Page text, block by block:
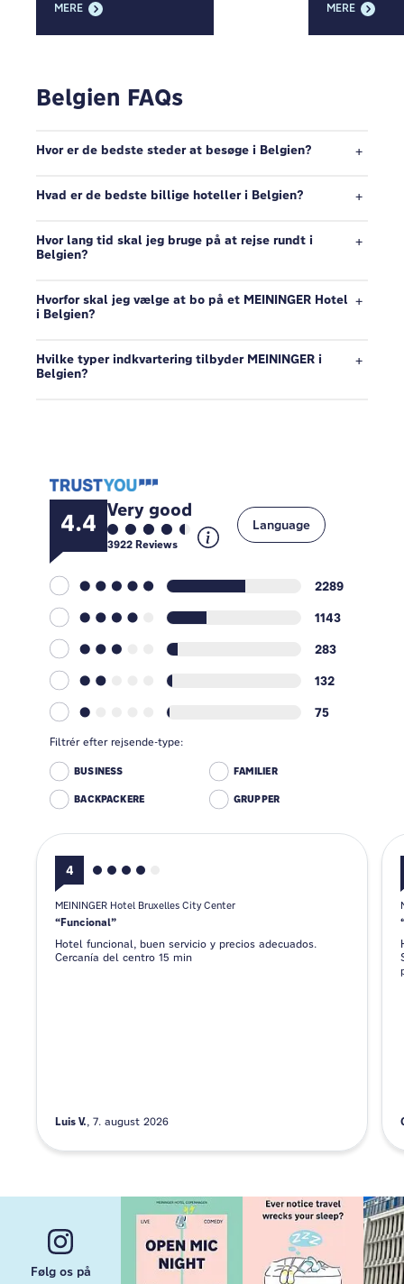
MERE MERE
Belgien FAQs
Hvor er de bedste steder at besøge i Belgien?
Hvad er de bedste billige hoteller i Belgien?
Hvor lang tid skal jeg bruge på at rejse rundt i
Belgien?
Hvorfor skal jeg vælge at bo på et MEININGER Hotel
i Belgien?
Hvilke typer indkvartering tilbyder MEININGER i
Belgien?
4.4 Very good
3922Reviews
2289
1143
283
132
75
Language
Filtrér efter rejsende-type:
BUSINESS FAMILIER
BACKPACKERE GRUPPER
4
MEININGER Hotel Bruxelles City Center
Funcional
Hotel funcional, buen servicio y precios adecuados.
Cercanía del centro 15 min
Luis V. 7. august 2026
Følg os på